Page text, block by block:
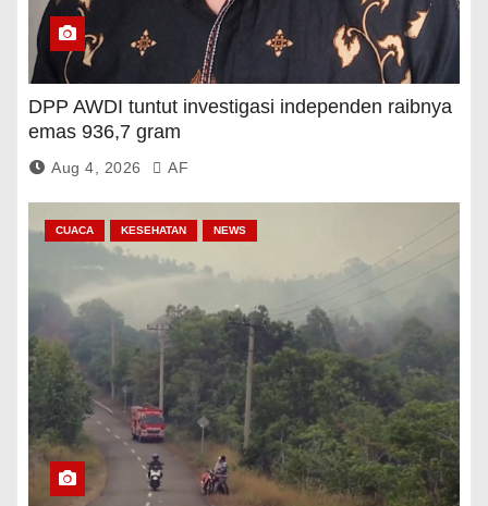
DPP AWDI tuntut investigasi independen raibnya
emas 936,7 gram
Aug 4, 2026 AF
CUACA KESEHATAN NEWS